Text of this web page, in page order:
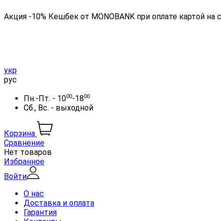
Акция -10% Кешбек от MONOBANK при оплате картой на
укр
рус
Пн.-Пт. - 1000-1800
Сб., Вс. - выходной
Корзина
Сравнение
Нет товаров
Избранное
Войти
О нас
Доставка и оплата
Гарантия